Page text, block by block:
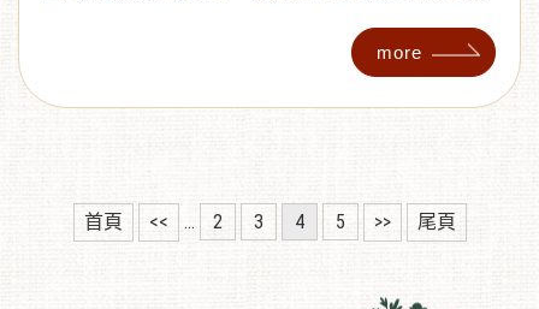
無加糖愛文芒果乾、金鑽鳳梨脆片和紅心芭樂乾等熱
門產品。這些果乾不僅來自台灣本土的果園，堅持使
用友善農法栽種，並以低溫烘焙方式製作，以保留水
還有幾家日本通路商表達了與我們合作的興趣，為開
拓日本市場提供了重要商機。 多利多一直致
more
首頁 << ... 2 3 4 5 >> 尾頁